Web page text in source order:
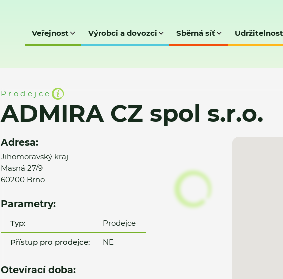
Veřejnost Výrobci a dovozci Sběrná síť Udržitelnost
Prodejce
ADMIRA CZ spol s.r.o.
Adresa:
Jihomoravský kraj
Masná 27/9
60200 Brno
Parametry:
Typ:
Prodejce
Přístup pro prodejce:
NE
Otevírací doba: